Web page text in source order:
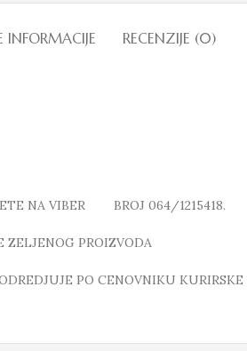
INFORMACIJE RECENZIJE (0)
NA VIBER BROJ 064/1215418.
PROIZVODA
PO CENOVNIKU KURIRSKE